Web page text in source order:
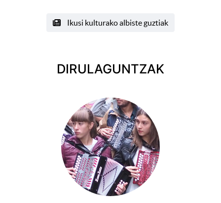
Ikusi kulturako albiste guztiak
DIRULAGUNTZAK